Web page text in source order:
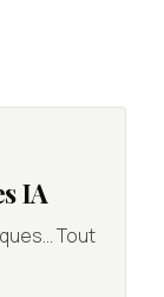
IA
Tout